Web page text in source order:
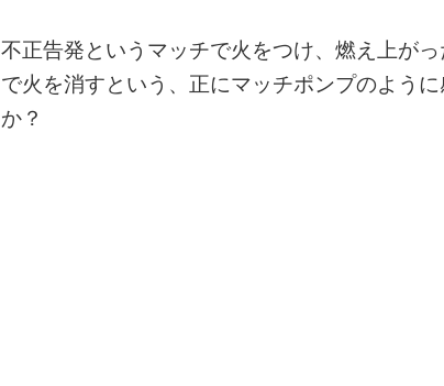
不正告発というマッチで火をつけ、燃え上が
で火を消すという、正にマッチポンプのよう
か？